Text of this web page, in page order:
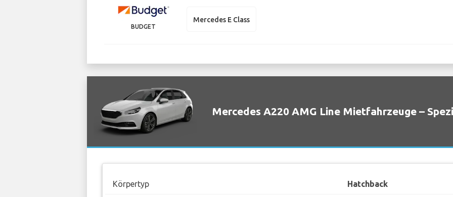
BUDGET
Mercedes E Class
Mercedes A220 AMG Line Mietfahrzeuge –
Körpertyp Hatchback